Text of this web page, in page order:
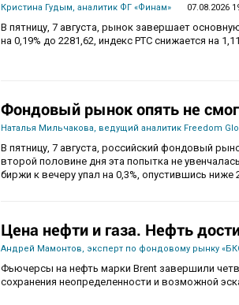
Кристина Гудым, аналитик ФГ «Финам» 07.08.2026
В пятницу, 7 августа, рынок завершает
на 0,19% до 2281,62, индекс РТС снижается на
Фондовый рынок опять не
Наталья Мильчакова, ведущий аналитик Freedom
В пятницу, 7 августа, российский фондовый
второй половине дня эта попытка не
биржи к вечеру упал на 0,3%, опустившись
Цена нефти и газа. Нефть
Андрей Мамонтов, эксперт по фондовому рынку
Фьючерсы на нефть марки Brent завершили
сохранения неопределенности и возможной